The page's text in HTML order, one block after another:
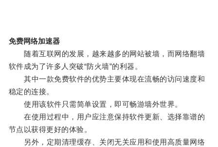
免费网络加速器
随着互联网的发展，越来越多的网站被墙，而网络翻墙
软件成为了许多人突破“防火墙”的利器。
其中一款免费软件的优势主要体现在流畅的访问速度和
稳定的连接。
使用该软件只需简单设置，即可畅游墙外世界。
在使用过程中，用户应注意保持软件更新、选择靠谱的
节点以获得更好的体验。
另外，定期清理缓存、关闭无关应用和使用高质量网络